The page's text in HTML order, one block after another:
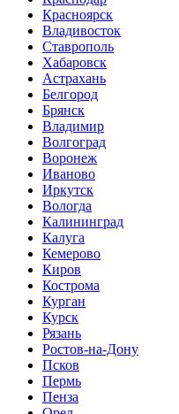
Красноярск
Владивосток
Ставрополь
Хабаровск
Астрахань
Белгород
Брянск
Владимир
Волгоград
Воронеж
Иваново
Иркутск
Вологда
Калининград
Калуга
Кемерово
Киров
Кострома
Курган
Курск
Рязань
Ростов-на-Дону
Псков
Пермь
Пенза